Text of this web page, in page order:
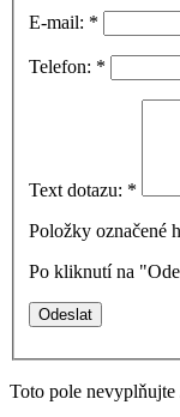
E-mail: *
Telefon: *
Text dotazu: *
Položky označené
Po kliknutí na
Toto pole